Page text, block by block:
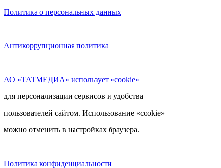
Политика о персональных данных
Антикоррупционная политика
АО «ТАТМЕДИА» использует «cookie»
для персонализации сервисов и удобства
пользователей сайтом. Использование «cookie»
можно отменить в настройках браузера.
Политика конфиденциальности